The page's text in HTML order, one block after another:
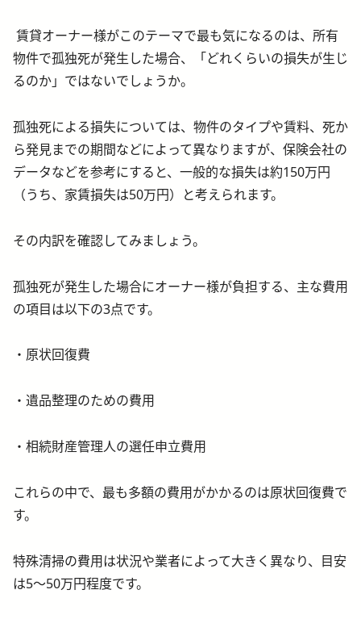
賃貸オーナー様がこのテーマで最も気になるのは、所有
物件で孤独死が発生した場合、「どれくらいの損失が生じ
るのか」ではないでしょうか。
孤独死による損失については、物件のタイプや賃料、死か
ら発見までの期間などによって異なりますが、保険会社の
データなどを参考にすると、一般的な損失は約150万円
（うち、家賃損失は50万円）と考えられます。
その内訳を確認してみましょう。
孤独死が発生した場合にオーナー様が負担する、主な費用
の項目は以下の3点です。
・原状回復費
・遺品整理のための費用
・相続財産管理人の選任申立費用
これらの中で、最も多額の費用がかかるのは原状回復費で
す。
特殊清掃の費用は状況や業者によって大きく異なり、目安
は5〜50万円程度です。